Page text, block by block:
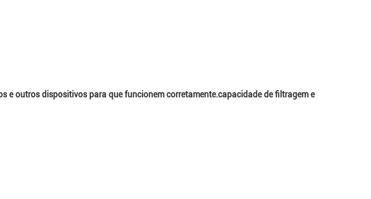
outros dispositivos para que funcionem corretamente.capacidade de filtragem e